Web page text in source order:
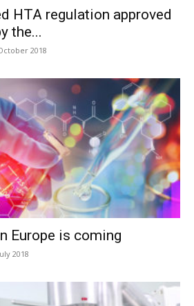
HTA regulation approved
the...
2018
Europe is coming
2018